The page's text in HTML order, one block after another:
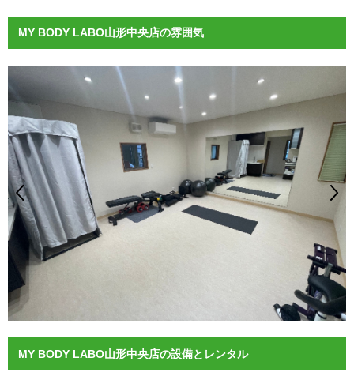
MY BODY LABO山形中央店の雰囲気
MY BODY LABO山形中央店の設備とレンタル